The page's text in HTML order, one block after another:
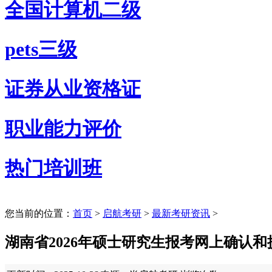
全国计算机二级
pets三级
证券从业资格证
职业能力评价
热门培训班
您当前的位置： 首页 > 启航考研 > 最新考研资讯 >
湖南省2026年硕士研究生报考网上确认和